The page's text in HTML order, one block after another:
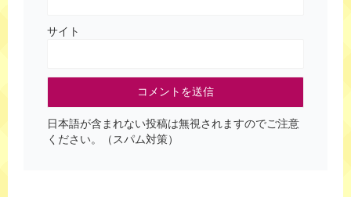
サイト
日本語が含まれない投稿は無視されますのでご注意
ください。（スパム対策）